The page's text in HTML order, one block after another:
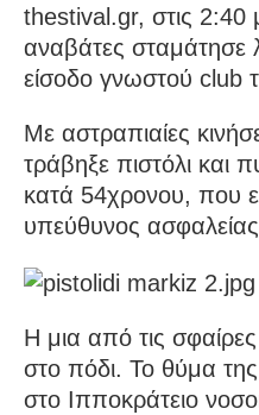
thestival.gr, στις 2:40
αναβάτες σταμάτησε
είσοδο γνωστού club
Με αστραπιαίες
τράβηξε πιστόλι και
κατά 54χρονου, που
υπεύθυνος
Η μια από τις
στο πόδι. Το θύμα της
στο Ιπποκράτειο